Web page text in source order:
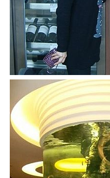
觀
光
局
合
作
達
人
象。
★